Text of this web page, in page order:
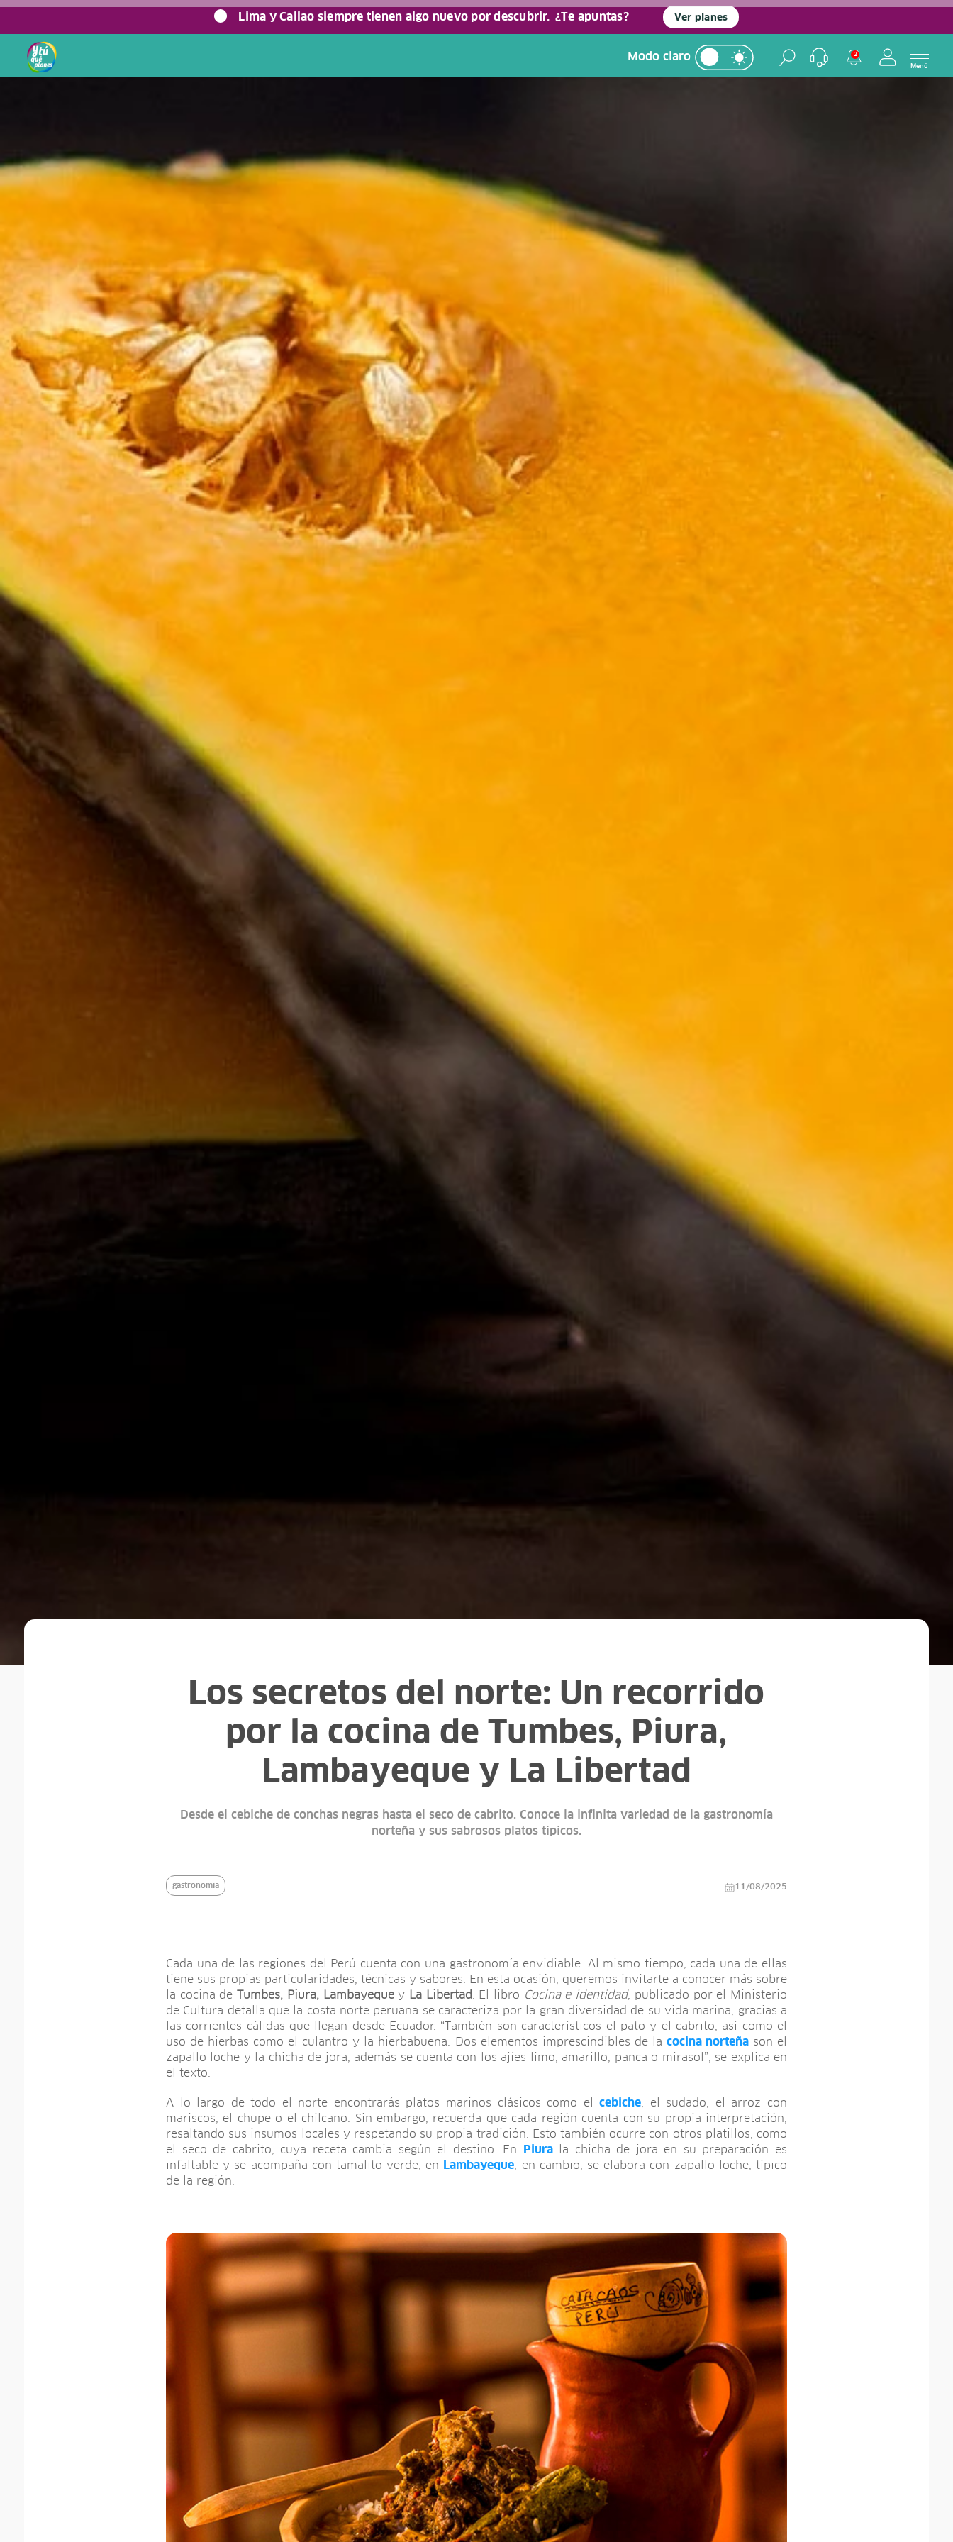
Lima y Callao siempre tienen algo nuevo por descubrir. ¿Te apuntas? Ver planes
Modo claro 2
Menú
Home/Blog viajero
Los secretos del norte: Un recorrido
por la cocina de Tumbes, Piura,
Lambayeque y La Libertad
Desde el cebiche de conchas negras hasta el seco de cabrito. Conoce la infinita variedad de la gastronomía
norteña y sus sabrosos platos típicos.
gastronomia 11/08/2025
Cada una de las regiones del Perú cuenta con una gastronomía envidiable. Al mismo tiempo, cada una de ellas
tiene sus propias particularidades, técnicas y sabores. En esta ocasión, queremos invitarte a conocer más sobre
la cocina de
Tumbes, Piura, Lambayeque y La Libertad . El libro Cocina e identidad, publicado por el Ministerio
de Cultura detalla que la costa norte peruana se caracteriza por la gran diversidad de su vida marina, gracias a
las corrientes cálidas que llegan desde Ecuador. “También son característicos el pato y el cabrito, así como el
uso de hierbas como el culantro y la hierbabuena. Dos elementos imprescindibles de la cocina norteñason el
zapallo loche y la chicha de jora, además se cuenta con los ajíes limo, amarillo, panca o mirasol”, se explica en
el texto.
A lo largo de todo el norte encontrarás platos marinos clásicos como elcebiche , el sudado, el arroz con
mariscos, el chupe o el chilcano. Sin embargo, recuerda que cada región cuenta con su propia interpretación,
resaltando sus insumos locales y respetando su propia tradición. Esto también ocurre con otros platillos, como
el seco de cabrito, cuya receta cambia según el destino. En
Piurala chicha de jora en su preparación es
infaltable y se acompaña con tamalito verde; en
Lambayeque , en cambio, se elabora con zapallo loche, típico
de la región.